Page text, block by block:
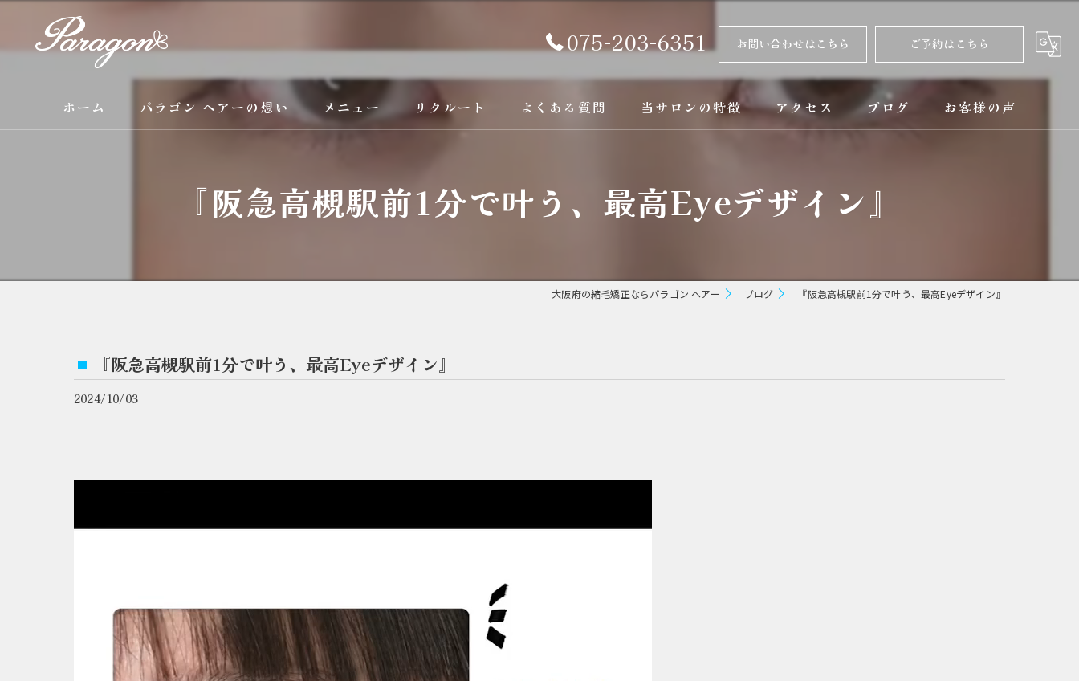
075-203-6351 お問い合わせはこちら ご予約はこちら
ホーム パラゴン ヘアーの想い メニュー リクルート よくある質問 当サロンの特徴
カラー
ブリーチ縮毛矯正
アクセス ブログ お客様の声
『阪急高槻駅前1分で叶う、最高Eyeデザイン』
大阪府の縮毛矯正ならパラゴン ヘアー ブログ 『阪急高槻駅前1分で叶う、最高Eyeデザイン』
『阪急高槻駅前1分で叶う、最高Eyeデザイン』
2024/10/03